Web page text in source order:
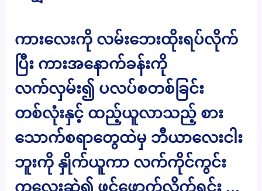
ကားလေးကို လမ်းဘေးထိုးရပ်လိုက်
ပြီး ကားအနောက်ခန်းကို
လက်လှမ်း၍ ပလပ်စတစ်ခြင်း
တစ်လုံးနှင့် ထည့်ယူလာသည့် စား
သောက်စရာတွေထဲမှ ဘီယာလေးငါး
ဘူးကို နှိုက်ယူကာ လက်ကိုင်ကွင်း
ကလေးဆွဲ၍ ဖွင့်ဖောက်လိုက်ရင်း …